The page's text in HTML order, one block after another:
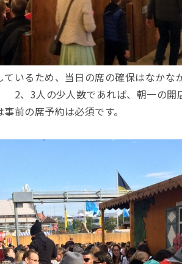
いるため、当日の席の確保はなかな
2、3人の少人数であれば、朝一の開
前の席予約は必須です。